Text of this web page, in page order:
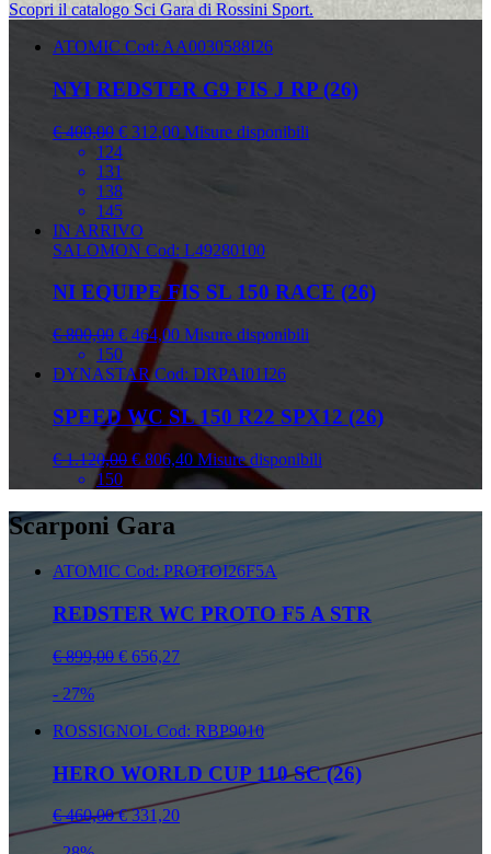
Scopri il catalogo Sci Gara di Rossini Sport.
ATOMIC Cod: AA0030588I26
NYI REDSTER G9 FIS J RP (26)
€ 400,00 € 312,00 Misure disponibili
124
131
138
145
IN ARRIVO
SALOMON Cod: L49280100
NI EQUIPE FIS SL 150 RACE (26)
€ 800,00 € 464,00 Misure disponibili
150
DYNASTARCod: DRPAI01I26
SPEED WC SL 150 R22 SPX12 (26)
€ 1.120,00 € 806,40 Misure disponibili
150
Scarponi Gara
ATOMIC Cod: PROTOI26F5A
REDSTER WC PROTO F5 A STR
€ 899,00 € 656,27
- 27%
ROSSIGNOL Cod: RBP9010
HERO WORLD CUP 110 SC (26)
€ 460,00 € 331,20